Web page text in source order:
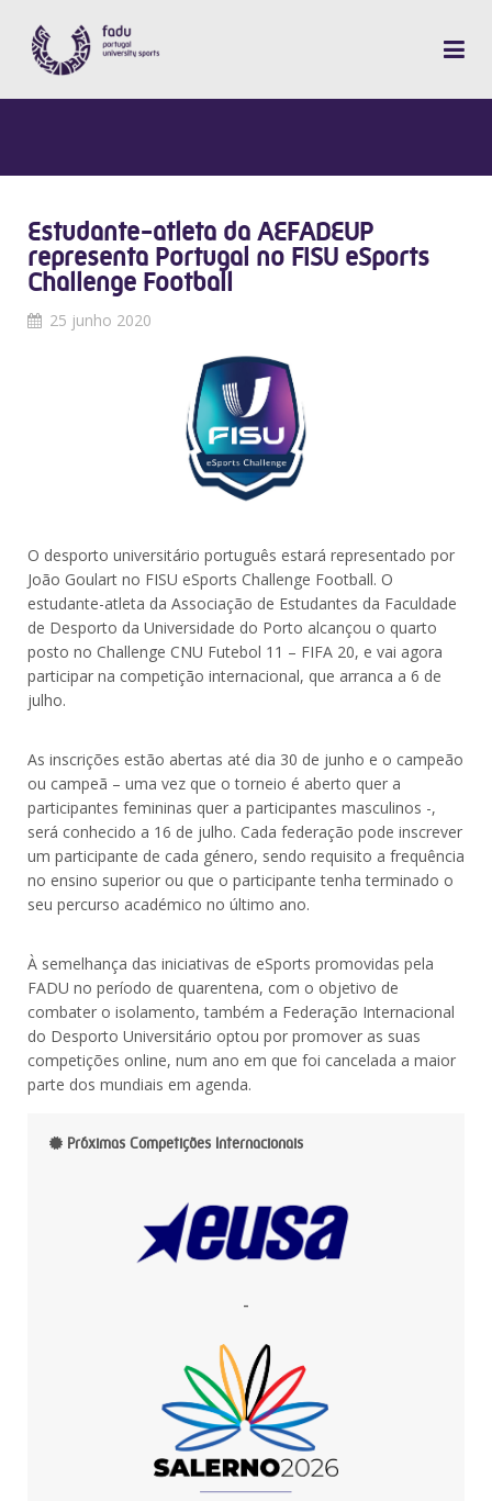
Estudante-atleta da AEFADEUP
representa Portugal no FISU eSports
Challenge Football
25 junho 2020
O desporto universitário português estará representado por
João Goulart no FISU eSports Challenge Football. O
estudante-atleta da Associação de Estudantes da Faculdade
de Desporto da Universidade do Porto alcançou o quarto
posto no Challenge CNU Futebol 11 – FIFA 20, e vai agora
participar na competição internacional, que arranca a 6 de
julho.
As inscrições estão abertas até dia 30 de junho e o campeão
ou campeã – uma vez que o torneio é aberto quer a
participantes femininas quer a participantes masculinos -,
será conhecido a 16 de julho. Cada federação pode inscrever
um participante de cada género, sendo requisito a frequência
no ensino superior ou que o participante tenha terminado o
seu percurso académico no último ano.
À semelhança das iniciativas de eSports promovidas pela
FADU no período de quarentena, com o objetivo de
combater o isolamento, também a Federação Internacional
do Desporto Universitário optou por promover as suas
competições online, num ano em que foi cancelada a maior
parte dos mundiais em agenda.
Próximas Competições Internacionais
-